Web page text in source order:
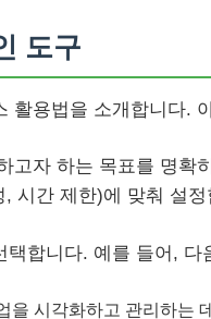
도구
활용법을 소개합니다.
고자 하는 목표를 명확
시간 제한)에 맞춰 설정
택합니다. 예를 들어, 다
을 시각화하고 관리하는